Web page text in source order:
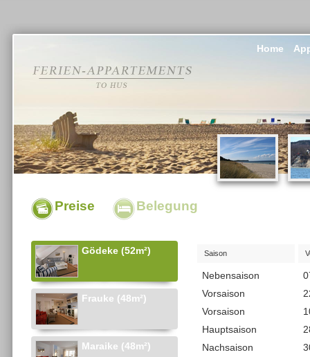
Home
Preise Belegung
Saison
Nebensaison
Vorsaison
Vorsaison
Hauptsaison
Nachsaison
Gödeke (52m²)
Frauke (48m²)
Maraike (48m²)